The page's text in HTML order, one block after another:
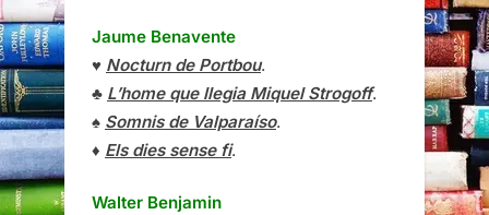
Jaume Benavente
♥ Nocturn de Portbou.
♣ L’home que llegia Miquel Strogoff.
♠ Somnis de Valparaíso.
♦ Els dies sense fi.
Walter Benjamin